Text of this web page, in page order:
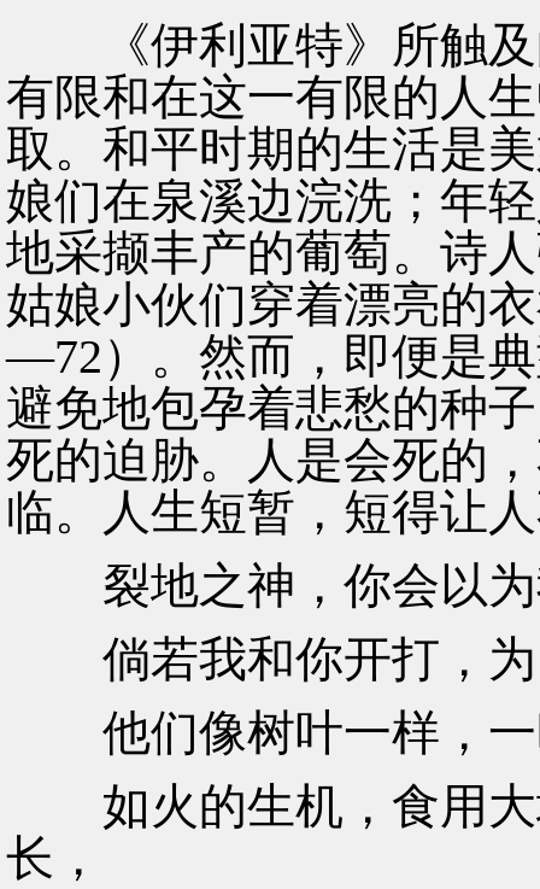
《伊利亚特》所触及
有限和在这一有限的人
取。和平时期的生活是
娘们在泉溪边浣洗；年
地采撷丰产的葡萄。诗
姑娘小伙们穿着漂亮的
—72）。然而，即便是
避免地包孕着悲愁的种
死的迫胁。人是会死的
临。人生短暂，短得让
裂地之神，你会以为
倘若我和你开打，为
他们像树叶一样，一
如火的生机，食用大
长，